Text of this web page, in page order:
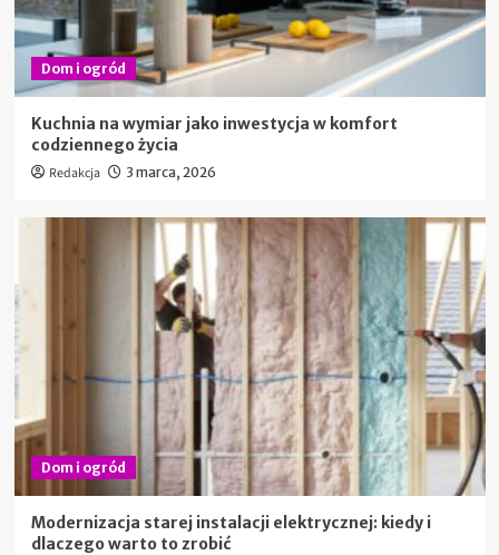
Dom i ogród
Kuchnia na wymiar jako inwestycja w komfort
codziennego życia
Redakcja 3 marca, 2026
Dom i ogród
Modernizacja starej instalacji elektrycznej: kiedy i
dlaczego warto to zrobić